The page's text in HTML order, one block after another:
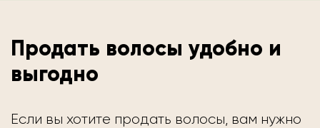
Продать волосы удобно и
выгодно
Если вы хотите продать волосы, вам нужно